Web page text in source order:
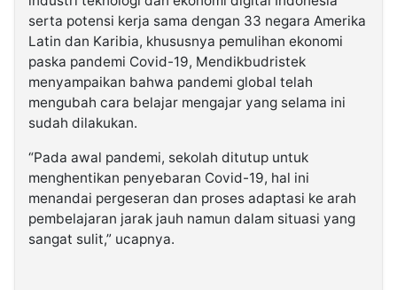
serta potensi kerja sama dengan 33 negara Amerika
Latin dan Karibia, khususnya pemulihan ekonomi
paska pandemi Covid-19, Mendikbudristek
menyampaikan bahwa pandemi global telah
mengubah cara belajar mengajar yang selama ini
sudah dilakukan.
“Pada awal pandemi, sekolah ditutup untuk
menghentikan penyebaran Covid-19, hal ini
menandai pergeseran dan proses adaptasi ke arah
pembelajaran jarak jauh namun dalam situasi yang
sangat sulit,” ucapnya.